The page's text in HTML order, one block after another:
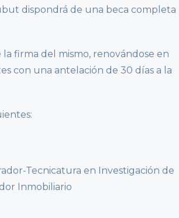
dispondrá de una beca completa
firma del mismo, renovándose en
con una antelación de 30 días a la
Tecnicatura en Investigación de
Inmobiliario